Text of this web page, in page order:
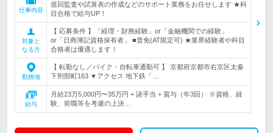
仕事内容
巡回監査や試算表の作成などのサポート業務をお任せします ★科
目合格で給与UP！
対象と
なる方
【 応募条件 】「経理・財務経験」or「金融機関での経験」
or「日商簿記資格保有者」 ■普免(AT限定可) ★業界経験者や科目
合格者は優遇します！
勤務地
【 転勤なし／バイク・自転車通勤可 】 京都府京都市右京区太秦
下刑部町163 ▼アクセス 地下鉄「…
給与
月給23万5,000円〜35万円 + 諸手当 + 賞与（年3回） ※資格、経
験、前職等を考慮の上決…